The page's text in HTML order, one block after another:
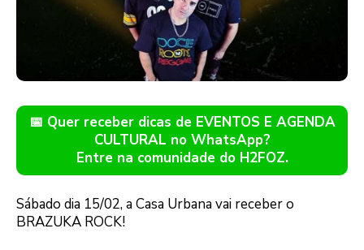
📅 Quer receber dicas de EVENTOS E AGENDA
CULTURAL no WhatsApp?
Entre na comunidade do H2FOZ.
Sábado dia 15/02, a Casa Urbana vai receber o
BRAZUKA ROCK!